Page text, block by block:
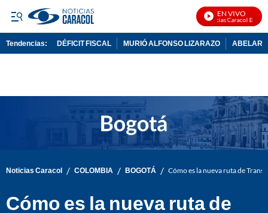
EN VIVO
Noticias Caracol En Vivo
Tendencias: DÉFICIT FISCAL MURIÓ ALFONSO LIZARAZO
Noticias Caracol / COLOMBIA / BOGOTÁ / Cómo es la nueva ruta de
Cómo es la nueva ruta de